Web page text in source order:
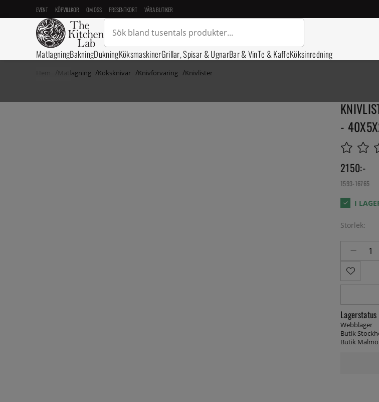
EVENT KÖPVILLKOR OM OSS PRESENTKORT VÅRA BUTIKER
MatlagningBakningDukningKöksmaskinerGrillar, Spisar & UgnarBar & VinTe & KaffeKöksinredning
Matlagning Köksknivar Knivförvaring Knivlister
-
2150:-
1593-16765
Storlek:
Lagerstatus
Webblager
Butik
Butik Malmö